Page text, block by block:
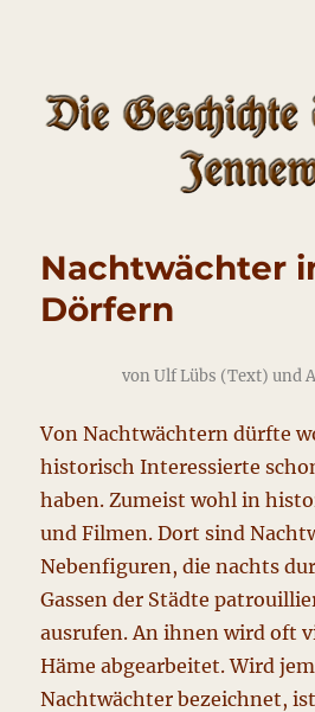
Jennewitz
Nachtwächter
Dörfern
von Ulf Lübs (Text) und
Von Nachtwächtern dürfte
historisch Interessierte
haben. Zumeist wohl in
und Filmen. Dort sind
Nebenfiguren, die nachts
Gassen der Städte
ausrufen. An ihnen wird oft
Häme abgearbeitet. Wird
Nachtwächter bezeichnet,